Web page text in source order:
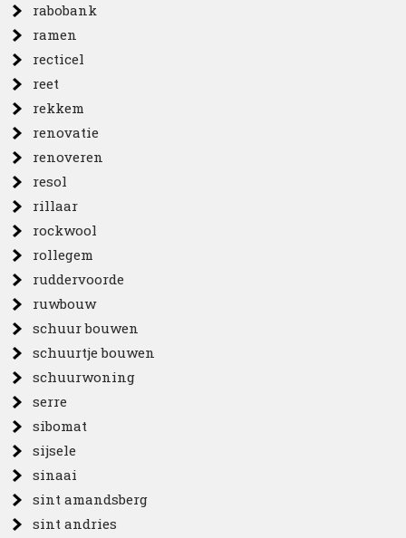
rabobank
ramen
recticel
reet
rekkem
renovatie
renoveren
resol
rillaar
rockwool
rollegem
ruddervoorde
ruwbouw
schuur bouwen
schuurtje bouwen
schuurwoning
serre
sibomat
sijsele
sinaai
sint amandsberg
sint andries